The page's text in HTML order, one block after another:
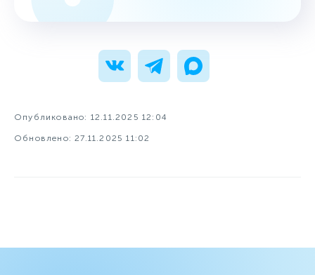
Опубликовано: 12.11.2025 12:04
Обновлено: 27.11.2025 11:02